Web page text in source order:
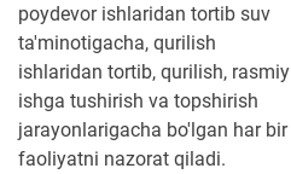
poydevor ishlaridan tortib suv
ta'minotigacha, qurilish
ishlaridan tortib, qurilish, rasmiy
ishga tushirish va topshirish
jarayonlarigacha bo'lgan har bir
faoliyatni nazorat qiladi.